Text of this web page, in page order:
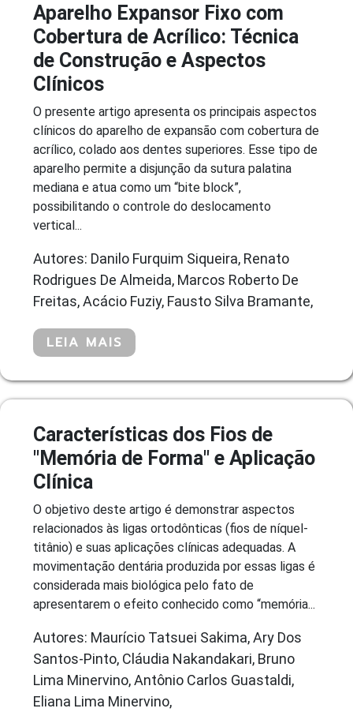
Aparelho Expansor Fixo com
Cobertura de Acrílico: Técnica
de Construção e Aspectos
Clínicos
O presente artigo apresenta os principais aspectos
clínicos do aparelho de expansão com cobertura de
acrílico, colado aos dentes superiores. Esse tipo de
aparelho permite a disjunção da sutura palatina
mediana e atua como um “bite block”,
possibilitando o controle do deslocamento
vertical...
Autores: Danilo Furquim Siqueira, Renato
Rodrigues De Almeida, Marcos Roberto De
Freitas, Acácio Fuziy, Fausto Silva Bramante,
LEIA MAIS
Características dos Fios de
"Memória de Forma" e Aplicação
Clínica
O objetivo deste artigo é demonstrar aspectos
relacionados às ligas ortodônticas (fios de níquel-
titânio) e suas aplicações clínicas adequadas. A
movimentação dentária produzida por essas ligas é
considerada mais biológica pelo fato de
apresentarem o efeito conhecido como “memória...
Autores: Maurício Tatsuei Sakima, Ary Dos
Santos-Pinto, Cláudia Nakandakari, Bruno
Lima Minervino, Antônio Carlos Guastaldi,
Eliana Lima Minervino,